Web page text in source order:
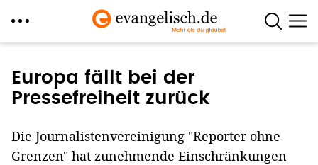
zum
Inhalt
Europa fällt bei der
Pressefreiheit zurück
Die Journalistenvereinigung "Reporter ohne
Grenzen" hat zunehmende Einschränkungen